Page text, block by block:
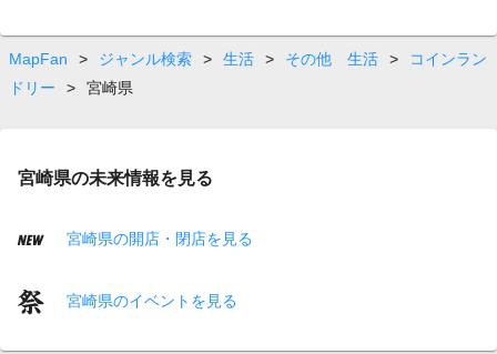
MapFan > ジャンル検索 > 生活 > その他 生活 >
コインラン
ドリー
> 宮崎県
宮崎県の未来情報を見る
宮崎県の開店・閉店を見る
宮崎県のイベントを見る